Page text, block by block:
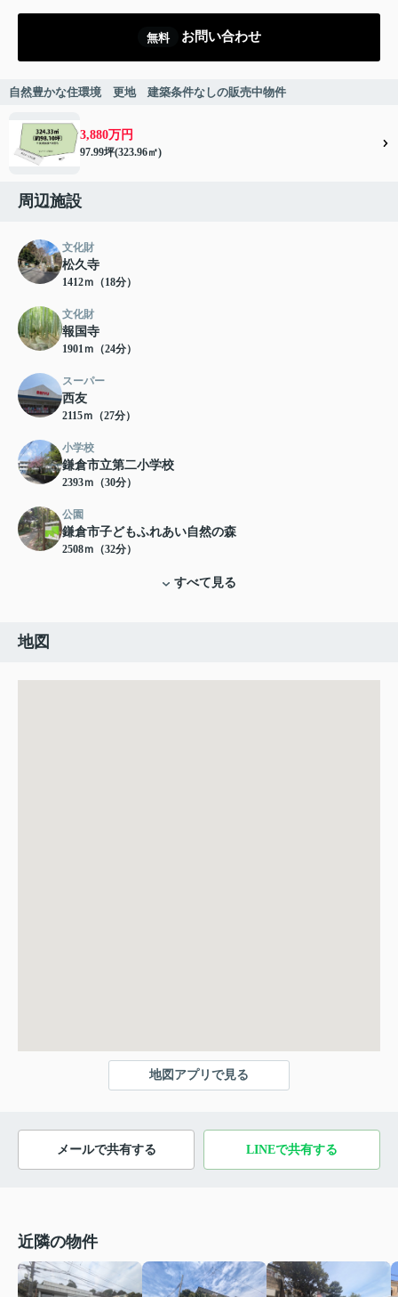
無料 お問い合わせ
自然豊かな住環境 更地 建築条件なしの販売中物件
3,880万円
97.99坪(323.96㎡)
周辺施設
文化財
松久寺
1412ｍ（18分）
文化財
報国寺
1901ｍ（24分）
スーパー
西友
2115ｍ（27分）
小学校
鎌倉市立第二小学校
2393ｍ（30分）
公園
鎌倉市子どもふれあい自然の森
2508ｍ（32分）
すべて見る
地図
地図アプリで見る
メールで共有する LINEで共有する
近隣の物件